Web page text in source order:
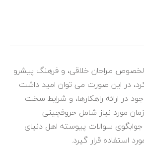
الخصوص طراحان خلاقی، و فرهنگ پیشرو
در این صورت می توان امید داشت
در ارائه راهکارها، و شرایط سخت
مورد نیاز شامل حروفچینی
سوالات پیوسته اهل دنیای
استفاده قرار گیرد.